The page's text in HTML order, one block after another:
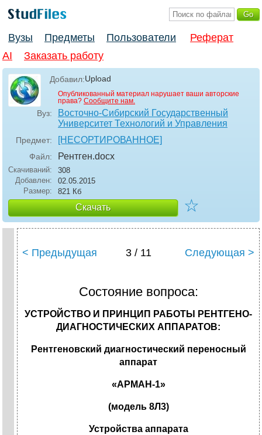
Вузы Предметы Пользователи
Реферат
AI
Заказать работу
Добавил:Upload
Опубликованный материал нарушает ваши авторские
права? Сообщите нам.
Вуз:
Восточно-Сибирский Государственный
Университет Технологий и Управления
Предмет: [НЕСОРТИРОВАННОЕ]
Файл: Рентген.docx
Скачиваний:
308
Добавлен:
02.05.2015
Размер:
821 Кб
Скачать ☆
< Предыдущая 3 / 11 Следующая >
Состояние вопроса:
УСТРОЙСТВО И ПРИНЦИП РАБОТЫ РЕНТГЕНО-
ДИАГНОСТИЧЕСКИХ АППАРАТОВ:
Рентгеновский диагностический переносный
аппарат
«АРМАН-1»
(модель 8Л3)
Устройства аппарата